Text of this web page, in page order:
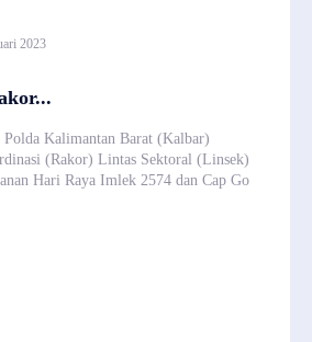
2023
Kalimantan Barat (Kalbar)
(Rakor) Lintas Sektoral (Linsek)
Hari Raya Imlek 2574 dan Cap Go